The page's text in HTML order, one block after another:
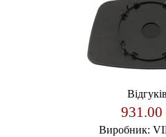
931.00
Виробник: